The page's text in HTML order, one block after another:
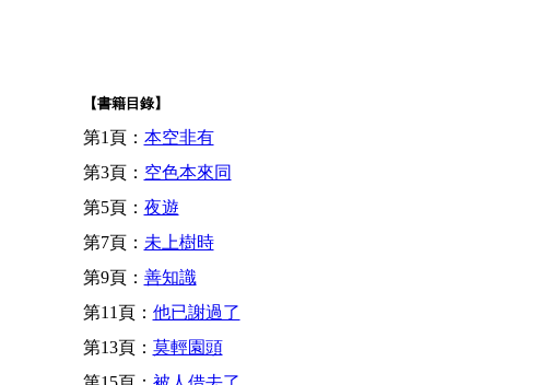
【書籍目錄】
第1頁： 本空非有
第3頁： 空色本來同
第5頁： 夜遊
第7頁： 未上樹時
第9頁： 善知識
第11頁： 他已謝過了
第13頁： 莫輕園頭